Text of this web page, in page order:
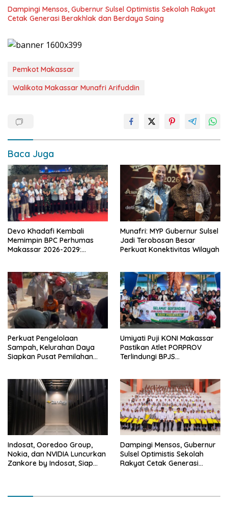
Dampingi Mensos, Gubernur Sulsel Optimistis Sekolah Rakyat
Cetak Generasi Berakhlak dan Berdaya Saing
Pemkot Makassar
Walikota Makassar Munafri Arifuddin
Baca Juga
Devo Khadafi Kembali
Memimpin BPC Perhumas
Makassar 2026-2029:
Multidimensi
Munafri: MYP Gubernur Sulsel
Jadi Terobosan Besar
Perkuat Konektivitas Wilayah
Perkuat Pengelolaan
Sampah, Kelurahan Daya
Siapkan Pusat Pemilahan
Umiyati Puji KONI Makassar
Pastikan Atlet PORPROV
Terlindungi BPJS
Indosat, Ooredoo Group,
Nokia, dan NVIDIA Luncurkan
Zankore by Indosat, Siap
Dampingi Mensos, Gubernur
Sulsel Optimistis Sekolah
Rakyat Cetak Generasi